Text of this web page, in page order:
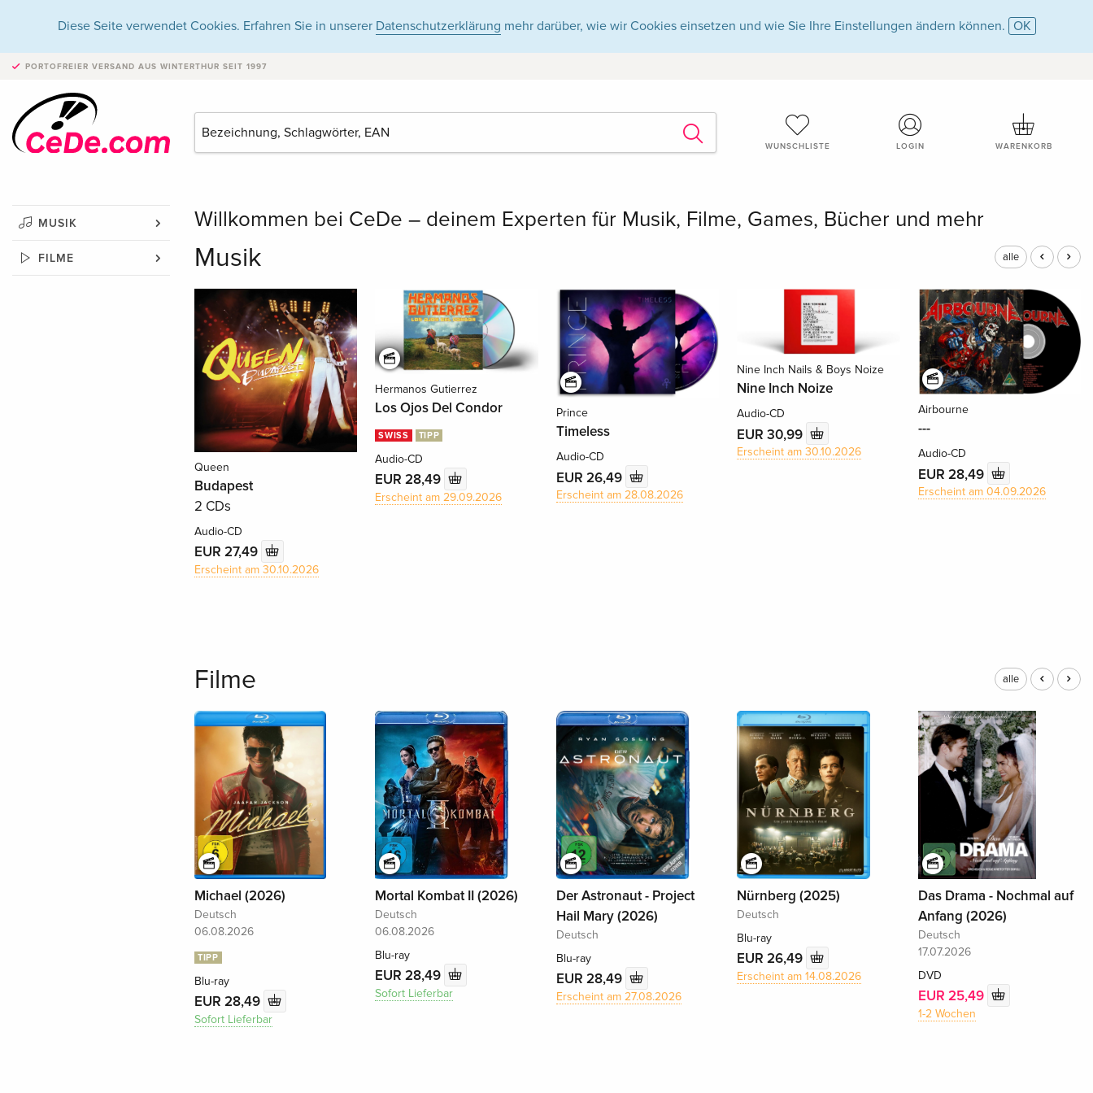
Diese Seite verwendet Cookies. Erfahren Sie in unserer Datenschutzerklärung mehr darüber, wie wir Cookies einsetzen und wie Sie Ihre Einstellungen ändern können. OK
PORTOFREIER VERSAND AUS WINTERTHUR SEIT 1997
WUNSCHLISTE LOGIN WARENKORB
MUSIK
FILME
Willkommen bei CeDe – deinem Experten für Musik, Filme, Games, Bücher und mehr
Musik alle
Queen
Budapest
2 CDs
Audio-CD
EUR 27,49
Erscheint am 30.10.2026
Hermanos Gutierrez
Los Ojos Del Condor
SWISS TIPP
Audio-CD
EUR 28,49
Erscheint am 29.09.2026
Prince
Timeless
Audio-CD
EUR 26,49
Erscheint am 28.08.2026
Nine Inch Nails & Boys Noize
Nine Inch Noize
Audio-CD
EUR 30,99
Erscheint am 30.10.2026
Airbourne
---
Audio-CD
EUR 28,49
Erscheint am 04.09.2026
Filme alle
Michael (2026)
Deutsch
06.08.2026
TIPP
Blu-ray
EUR 28,49
Sofort Lieferbar
Mortal Kombat II (2026)
Deutsch
06.08.2026
Blu-ray
EUR 28,49
Sofort Lieferbar
Der Astronaut - Project
Hail Mary (2026)
Deutsch
Blu-ray
EUR 28,49
Erscheint am 27.08.2026
Nürnberg (2025)
Deutsch
Blu-ray
EUR 26,49
Erscheint am 14.08.2026
Das Drama - Nochmal auf
Anfang (2026)
Deutsch
17.07.2026
DVD
EUR 25,49
1-2 Wochen